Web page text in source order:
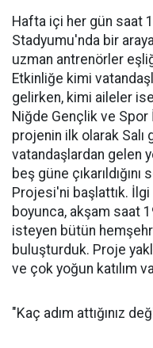
Hafta içi her gün saat
Stadyumu'nda bir
uzman antrenörler
Etkinliğe kimi
gelirken, kimi aileler
Niğde Gençlik ve
projenin ilk olarak
vatandaşlardan gelen
beş güne
Projesi'ni başlattık.
boyunca, akşam saat
isteyen bütün
buluşturduk. Proje
ve çok yoğun katılım
"Kaç adım attığınız